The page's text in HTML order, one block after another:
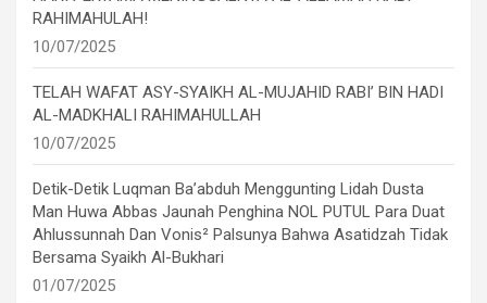
RAHIMAHULAH!
10/07/2025
TELAH WAFAT ASY-SYAIKH AL-MUJAHID RABI’ BIN HADI
AL-MADKHALI RAHIMAHULLAH
10/07/2025
Detik-Detik Luqman Ba’abduh Menggunting Lidah Dusta
Man Huwa Abbas Jaunah Penghina NOL PUTUL Para Duat
Ahlussunnah Dan Vonis² Palsunya Bahwa Asatidzah Tidak
Bersama Syaikh Al-Bukhari
01/07/2025